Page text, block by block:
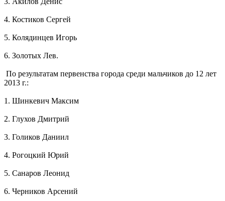
4. Костиков Сергей
5. Колядинцев Игорь
6. Золотых Лев.
По результатам первенства города среди мальчиков до 12 лет
2013 г.:
1. Шинкевич Максим
2. Глухов Дмитрий
3. Голиков Даниил
4. Рогоцкий Юрий
5. Санаров Леонид
6. Черников Арсений